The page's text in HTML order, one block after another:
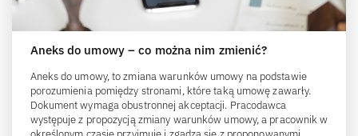
Aneks do umowy – co można nim zmienić?
Aneks do umowy, to zmiana warunków umowy na podstawie
porozumienia pomiędzy stronami, które taką umowę zawarły.
Dokument wymaga obustronnej akceptacji. Pracodawca
występuje z propozycją zmiany warunków umowy, a pracownik w